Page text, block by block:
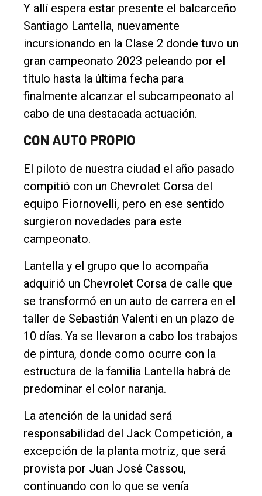
Edición
Empresa
Nosotros
Contacto
Y allí espera estar presente el balcarceño
Santiago Lantella, nuevamente
incursionando en la Clase 2 donde tuvo un
gran campeonato 2023 peleando por el
título hasta la última fecha para
finalmente alcanzar el subcampeonato al
cabo de una destacada actuación.
CON AUTO PROPIO
El piloto de nuestra ciudad el año pasado
compitió con un Chevrolet Corsa del
equipo Fiornovelli, pero en ese sentido
surgieron novedades para este
campeonato.
Lantella y el grupo que lo acompaña
adquirió un Chevrolet Corsa de calle que
se transformó en un auto de carrera en el
taller de Sebastián Valenti en un plazo de
10 días. Ya se llevaron a cabo los trabajos
de pintura, donde como ocurre con la
estructura de la familia Lantella habrá de
predominar el color naranja.
La atención de la unidad será
responsabilidad del Jack Competición, a
excepción de la planta motriz, que será
provista por Juan José Cassou,
continuando con lo que se venía